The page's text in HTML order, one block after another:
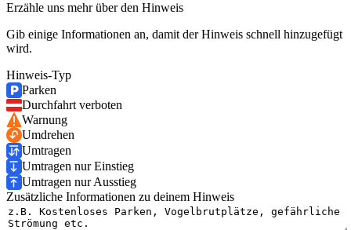
Erzähle uns mehr über den Hinweis
Gib einige Informationen an, damit der Hinweis schnell hinzugefügt
wird.
Hinweis-Typ
Parken
Durchfahrt verboten
Warnung
Umdrehen
Umtragen
Umtragen nur Einstieg
Umtragen nur Ausstieg
Zusätzliche Informationen zu deinem Hinweis